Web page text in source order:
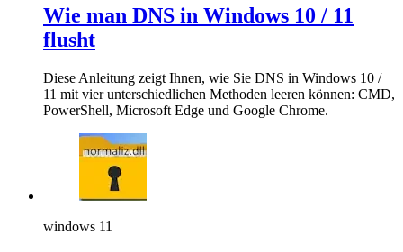
Wie man DNS in Windows 10 / 11
flusht
Diese Anleitung zeigt Ihnen, wie Sie DNS in Windows 10 /
11 mit vier unterschiedlichen Methoden leeren können: CMD,
PowerShell, Microsoft Edge und Google Chrome.
windows 11